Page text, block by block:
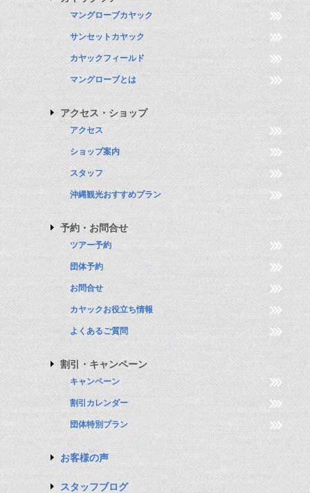
マングローブカヤック
サンセットカヤック
カヤックフィールド
マングローブとは
アクセス・ショップ
アクセス
ショップ案内
スタッフ
沖縄観光おすすめプラン
予約・お問合せ
ツアー予約
団体予約
お問合せ
カヤックお役立ち情報
よくあるご質問
割引・キャンペーン
キャンペーン
割引カレンダー
団体特別プラン
お客様の声
スタッフブログ